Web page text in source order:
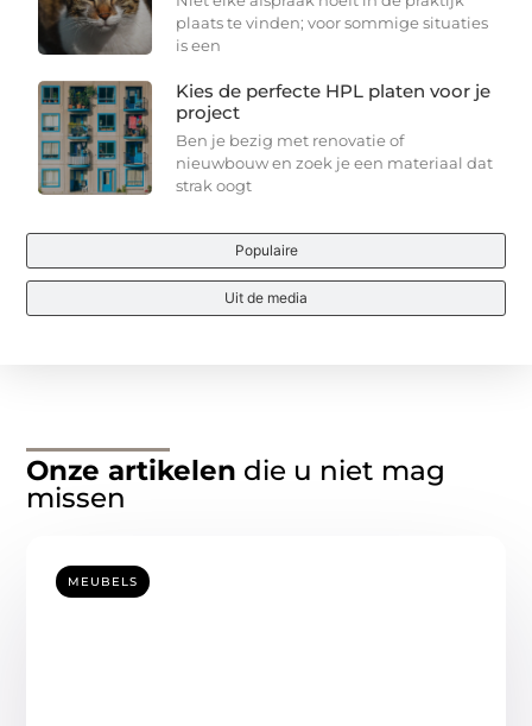
Populaire
Uit de media
plaats te vinden; voor sommige situaties
is een
Kies de perfecte HPL platen voor je
project
Ben je bezig met renovatie of
nieuwbouw en zoek je een materiaal dat
strak oogt
Onze artikelen die u niet mag
missen
MEUBELS